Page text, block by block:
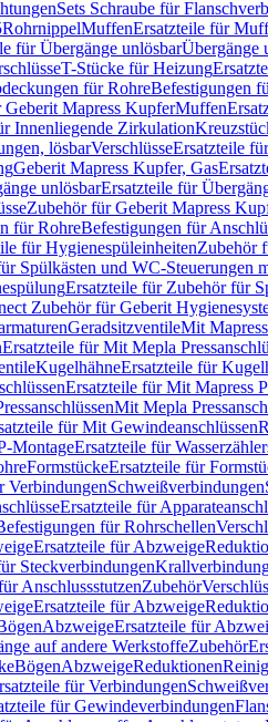
Sets Schraube für
RohrnippelMuffenErsatzteile für
für Übergänge unlösbarÜbergänge
T-Stücke für Heizung
für RohreBefestigungen
Geberit Mapress KupferMuffen
Innenliegende Zirkulation
lösbarVerschlüsseErsatzteile
Geberit Mapress Kupfer, Gas
unlösbarErsatzteile für
Zubehör für Geberit Mapress
für RohreBefestigungen für
für HygienespüleinheitenZubehör
Spülkästen und WC-Steuerungen
Ersatzteile für Zubehör für
Zubehör für Geberit
GeradsitzventileMit
Ersatzteile für Mit Mepla
KugelhähneErsatzteile für
Ersatzteile für Mit Mapress
Mit Mepla
für Mit Gewindeanschlüssen
MontageErsatzteile für
FormstückeErsatzteile für
VerbindungenSchweißverbindungen
Ersatzteile für
für Rohrschellen
Ersatzteile für Abzweige
Steckverbindungen
AnschlussstutzenZubehör
Ersatzteile für Abzweige
AbzweigeErsatzteile für
auf andere WerkstoffeZubehör
BögenAbzweigeReduktionen
für Verbindungen
für Gewindeverbindungen